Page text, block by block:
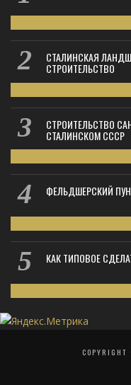
СТАЛИНСКАЯ
СТРОИТЕЛЬСТВО
СТРОИТЕЛЬСТВО
СТАЛИНСКОМ СССР
ФЕЛЬДШЕРСКИЙ
КАК ТИПОВОЕ